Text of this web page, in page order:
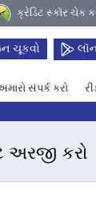
ક્રેડિટ સ્કૉર ચેક
ચૂકવો
સંપર્ક કરો
અરજી કરો